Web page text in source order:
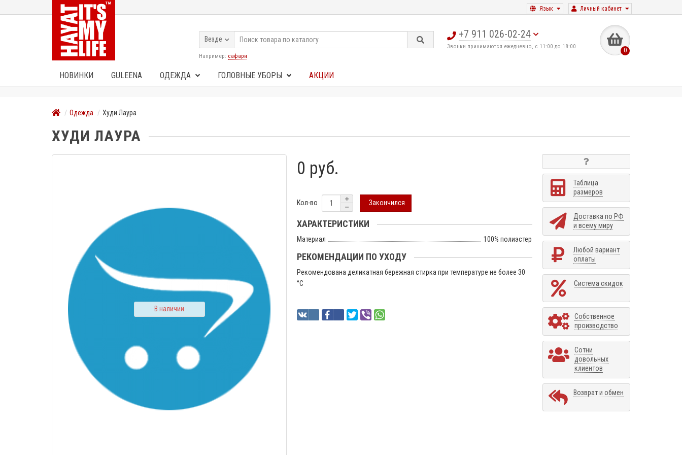
Личный кабинет
Язык
+7 911 026-02-24
Звонки принимаются ежедневно, с 11:00 до 18:00 0
Везде
Например: сафари
НОВИНКИ GULEENA ОДЕЖДА ГОЛОВНЫЕ УБОРЫ АКЦИИ
Одежда Худи Лаура
ХУДИ ЛАУРА
В наличии
0 руб.
Кол-во Закончился
ХАРАКТЕРИСТИКИ
Материал 100% полиэстер
РЕКОМЕНДАЦИИ ПО УХОДУ
Рекомендована деликатная бережная стирка при температуре не более 30
°C
Таблица
размеров
Доставка по РФ
и всему миру
Любой вариант
оплаты
Система скидок
Собственное
производство
Сотни
довольных
клиентов
Возврат и обмен